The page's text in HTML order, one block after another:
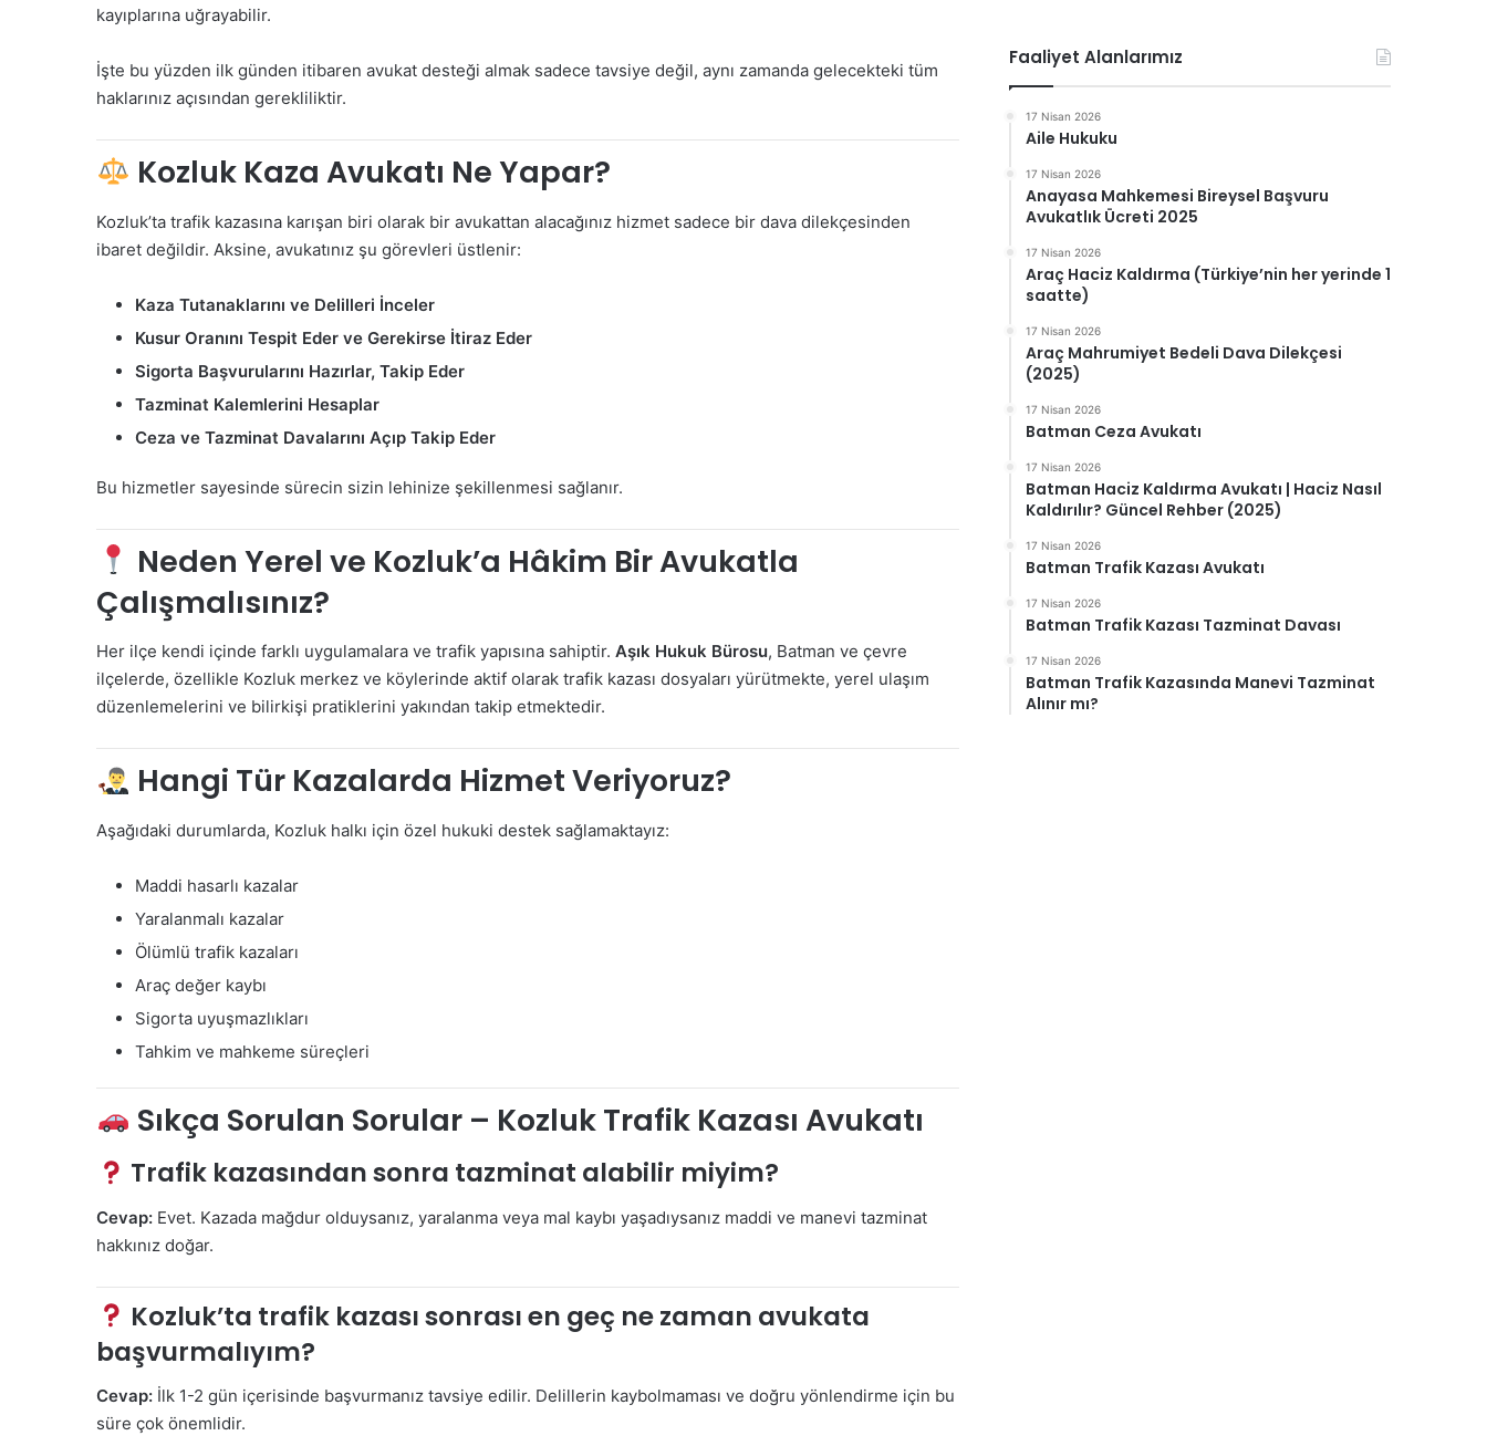
kayıplarına uğrayabilir.
İşte bu yüzden ilk günden itibaren avukat desteği almak sadece tavsiye değil, aynı zamanda gelecekteki tüm
haklarınız açısından gerekliliktir.
Kozluk Kaza Avukatı Ne Yapar?
Kozluk’ta trafik kazasına karışan biri olarak bir avukattan alacağınız hizmet sadece bir dava dilekçesinden
ibaret değildir. Aksine, avukatınız şu görevleri üstlenir:
Kaza Tutanaklarını ve Delilleri İnceler
Kusur Oranını Tespit Eder ve Gerekirse İtiraz Eder
Sigorta Başvurularını Hazırlar, Takip Eder
Tazminat Kalemlerini Hesaplar
Ceza ve Tazminat Davalarını Açıp Takip Eder
Bu hizmetler sayesinde sürecin sizin lehinize şekillenmesi sağlanır.
Neden Yerel ve Kozluk’a Hâkim Bir Avukatla
Çalışmalısınız?
Her ilçe kendi içinde farklı uygulamalara ve trafik yapısına sahiptir. Aşık Hukuk Bürosu, Batman ve çevre
ilçelerde, özellikle Kozluk merkez ve köylerinde aktif olarak trafik kazası dosyaları yürütmekte, yerel ulaşım
düzenlemelerini ve bilirkişi pratiklerini yakından takip etmektedir.
Hangi Tür Kazalarda Hizmet Veriyoruz?
Aşağıdaki durumlarda, Kozluk halkı için özel hukuki destek sağlamaktayız:
Maddi hasarlı kazalar
Yaralanmalı kazalar
Ölümlü trafik kazaları
Araç değer kaybı
Sigorta uyuşmazlıkları
Tahkim ve mahkeme süreçleri
Sıkça Sorulan Sorular – Kozluk Trafik Kazası Avukatı
Trafik kazasından sonra tazminat alabilir miyim?
Cevap: Evet. Kazada mağdur olduysanız, yaralanma veya mal kaybı yaşadıysanız maddi ve manevi tazminat
hakkınız doğar.
Kozluk’ta trafik kazası sonrası en geç ne zaman avukata
başvurmalıyım?
Cevap: İlk 1-2 gün içerisinde başvurmanız tavsiye edilir. Delillerin kaybolmaması ve doğru yönlendirme için bu
süre çok önemlidir.
Faaliyet Alanlarımız
17 Nisan 2026
Aile Hukuku
17 Nisan 2026
Anayasa Mahkemesi Bireysel Başvuru
Avukatlık Ücreti 2025
17 Nisan 2026
Araç Haciz Kaldırma (Türkiye’nin her yerinde 1
saatte)
17 Nisan 2026
Araç Mahrumiyet Bedeli Dava Dilekçesi
(2025)
17 Nisan 2026
Batman Ceza Avukatı
17 Nisan 2026
Batman Haciz Kaldırma Avukatı | Haciz Nasıl
Kaldırılır? Güncel Rehber (2025)
17 Nisan 2026
Batman Trafik Kazası Avukatı
17 Nisan 2026
Batman Trafik Kazası Tazminat Davası
17 Nisan 2026
Batman Trafik Kazasında Manevi Tazminat
Alınır mı?